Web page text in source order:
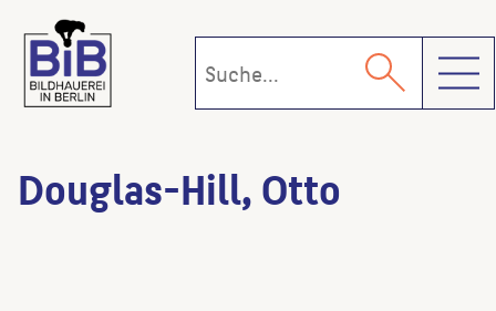
Douglas-Hill, Otto